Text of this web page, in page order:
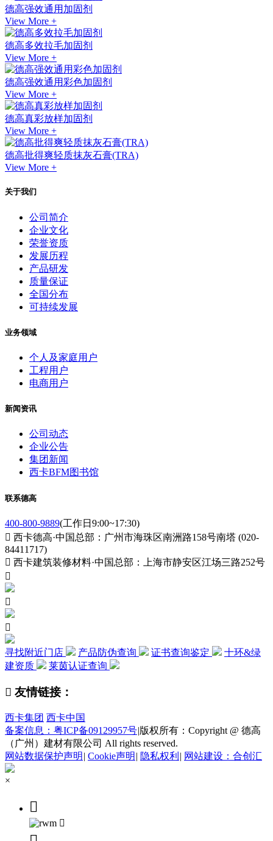
德高强效通用加固剂
View More +
德高多效拉毛加固剂
View More +
德高强效通用彩色加固剂
View More +
德高真彩放样加固剂
View More +
德高批得爽轻质抹灰石膏(TRA)
View More +
关于我们
公司简介
企业文化
荣誉资质
发展历程
产品研发
质量保证
全国分布
可持续发展
业务领域
个人及家庭用户
工程用户
电商用户
新闻资讯
公司动态
企业公告
集团新闻
西卡BFM图书馆
联系德高
400-800-9889(工作日9:00~17:30)
 西卡德高·中国总部：广州市海珠区南洲路158号南塔 (020-
84411717)
 西卡建筑装修材料·中国总部：上海市静安区江场三路252号



寻找附近门店 产品防伪查询 证书查询鉴定
十环&绿
建资质
莱茵认证查询
 友情链接：
西卡集团 西卡中国
备案信息：粤ICP备09129957号|版权所有：Copyright @ 德高
（广州）建材有限公司 All rights reserved.
网站数据保护声明 | Cookie声明 | 隐私权利 | 网站建设：合创汇
×

